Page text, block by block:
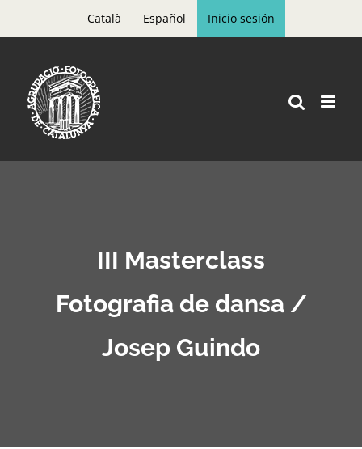
to
content
Català Español Inicio sesión
III Masterclass
Fotografia de dansa /
Josep Guindo